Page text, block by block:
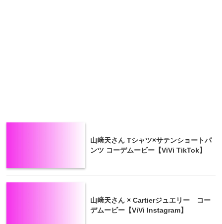
山﨑天さん Tシャツ×サテンショートパ
ンツ コーデムービー【ViVi TikTok】
山﨑天さん × Cartierジュエリー コー
デムービー【ViVi Instagram】